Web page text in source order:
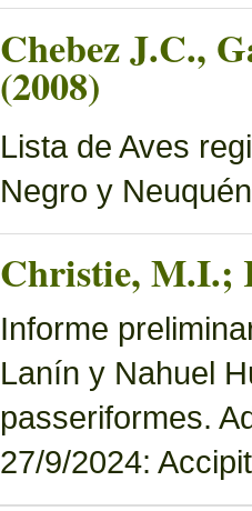
Chebez J.C.,
(2008)
Lista de Aves
Negro y Neuquén
Christie, M.I.;
Informe
Lanín y Nahuel
passeriformes.
27/9/2024: